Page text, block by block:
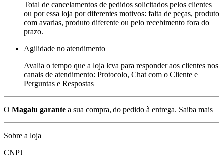
Total de cancelamentos de pedidos solicitados pelos clientes
ou por essa loja por diferentes motivos: falta de peças, produto
com avarias, produto diferente ou pelo recebimento fora do
prazo.
Agilidade no atendimento
Avalia o tempo que a loja leva para responder aos clientes nos
canais de atendimento: Protocolo, Chat com o Cliente e
Perguntas e Respostas
O Magalu garante a sua compra, do pedido à entrega. Saiba mais
Sobre a loja
CNPJ